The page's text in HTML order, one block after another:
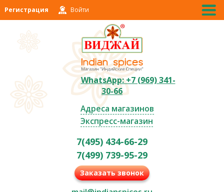
Регистрация Войти
WhatsApp: +7 (969) 341-
30-66
Адреса магазинов
Экспресс-магазин
7(495) 434-66-29
7(499) 739-95-29
Заказать звонок